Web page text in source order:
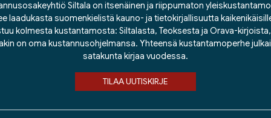
Siltala on itsenäinen ja riippumaton
laadukasta suomenkielistä kauno- ja tietokirjallisuutta
kolmesta kustantamosta: Siltalasta, Teoksesta ja Orava-
on oma kustannusohjelmansa. Yhteensä kustantamoperhe
satakunta kirjaa vuodessa.
TILAA UUTISKIRJE